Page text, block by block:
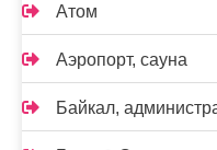
Атом
Аэропорт, сауна
Байкал,